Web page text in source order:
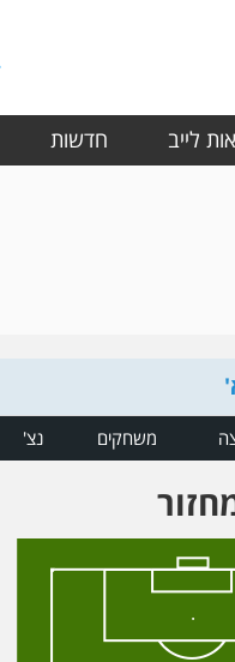
לייב חדשות
משחקים נצ'